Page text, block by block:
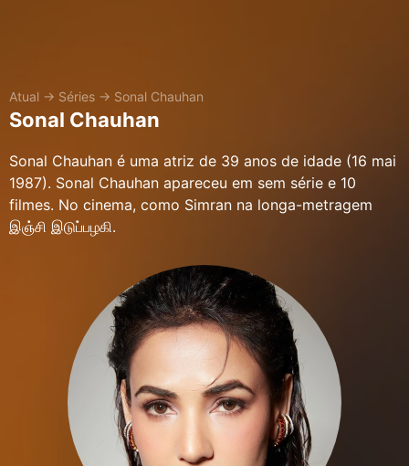
Atual → Séries → Sonal Chauhan
Sonal Chauhan
Sonal Chauhan é uma atriz de 39 anos de idade (16 mai
1987). Sonal Chauhan apareceu em sem série e 10
filmes. No cinema, como Simran na longa-metragem
இஞ்சி இடுப்பழகி.